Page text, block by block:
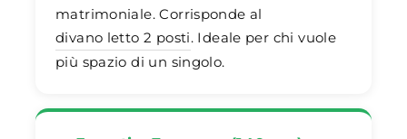
matrimoniale. Corrisponde al
divano letto 2 posti. Ideale per chi vuole
più spazio di un singolo.